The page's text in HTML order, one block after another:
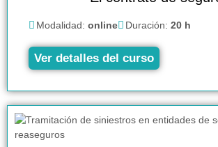
Modalidad: online Duración: 20 h
Ver detalles del curso